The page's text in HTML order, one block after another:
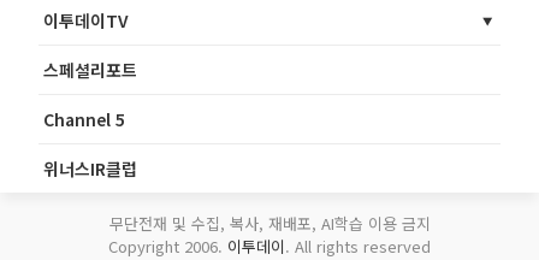
이투데이TV
스페셜리포트
Channel 5
위너스IR클럽
무단전재 및 수집, 복사, 재배포, AI학습 이용 금지
Copyright 2006. 이투데이. All rights reserved